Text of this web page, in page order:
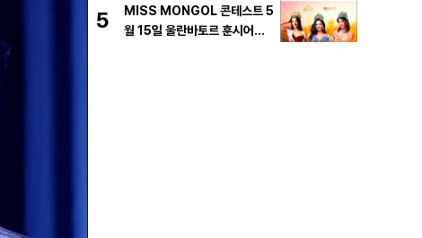
아시아 투어 대미 장식
5
MISS MONGOL 콘테스트 5
월 15일 울란바토르 훈시어터